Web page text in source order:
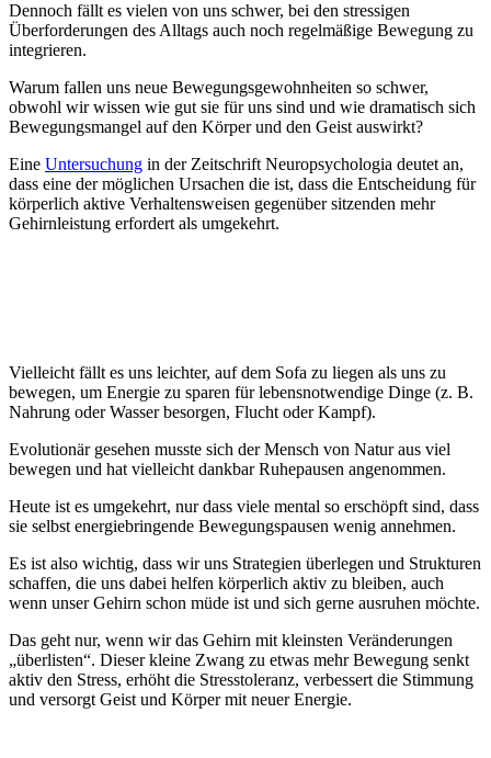
Dennoch fällt es vielen von uns schwer, bei den stressigen
Überforderungen des Alltags auch noch regelmäßige Bewegung zu
integrieren.
Warum fallen uns neue Bewegungsgewohnheiten so schwer,
obwohl wir wissen wie gut sie für uns sind und wie dramatisch sich
Bewegungsmangel auf den Körper und den Geist auswirkt?
Eine Untersuchung in der Zeitschrift Neuropsychologia deutet an,
dass eine der möglichen Ursachen die ist, dass die Entscheidung für
körperlich aktive Verhaltensweisen gegenüber sitzenden mehr
Gehirnleistung erfordert als umgekehrt.
Vielleicht fällt es uns leichter, auf dem Sofa zu liegen als uns zu
bewegen, um Energie zu sparen für lebensnotwendige Dinge (z. B.
Nahrung oder Wasser besorgen, Flucht oder Kampf).
Evolutionär gesehen musste sich der Mensch von Natur aus viel
bewegen und hat vielleicht dankbar Ruhepausen angenommen.
Heute ist es umgekehrt, nur dass viele mental so erschöpft sind, dass
sie selbst energiebringende Bewegungspausen wenig annehmen.
Es ist also wichtig, dass wir uns Strategien überlegen und Strukturen
schaffen, die uns dabei helfen körperlich aktiv zu bleiben, auch
wenn unser Gehirn schon müde ist und sich gerne ausruhen möchte.
Das geht nur, wenn wir das Gehirn mit kleinsten Veränderungen
„überlisten“. Dieser kleine Zwang zu etwas mehr Bewegung senkt
aktiv den Stress, erhöht die Stresstoleranz, verbessert die Stimmung
und versorgt Geist und Körper mit neuer Energie.